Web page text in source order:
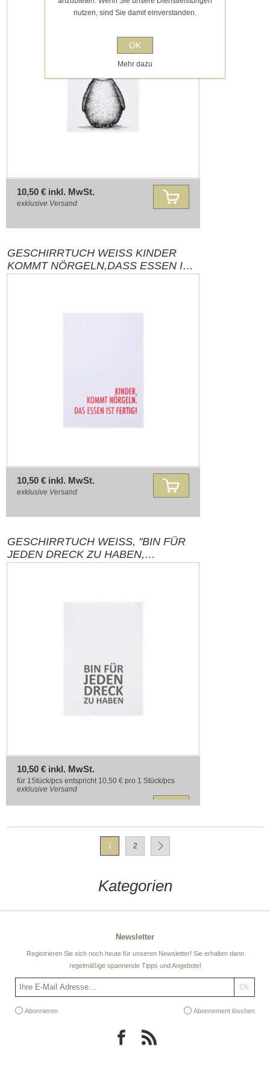
10,50 € inkl. MwSt.
exklusive Versand
GESCHIRRTUCH WEISS KINDER
KOMMT NÖRGELN,DASS ESSEN IST
FERTIG ROT"
10,50 € inkl. MwSt.
exklusive Versand
GESCHIRRTUCH WEISS, "BIN FÜR
JEDEN DRECK ZU HABEN,
DUNKELGRAU
10,50 € inkl. MwSt.
für 1Stück/pcs entspricht 10,50 € pro 1 Stück/pcs
exklusive Versand
1 2
Kategorien
Newsletter
Registrieren Sie sich noch heute für unseren Newsletter! Sie erhalten dann
regelmäßige spannende Tipps und Angebote!
Abonnieren Abonnement löschen
nutzen, sind Sie damit einverstanden.
OK
Mehr dazu